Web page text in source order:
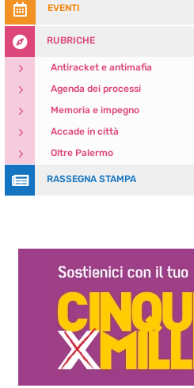
 EVENTI
 RUBRICHE
5 Antiracket e antimafia
5 Agenda dei processi
5 Memoria e impegno
5 Accade in città
5 Oltre Palermo
 RASSEGNA STAMPA